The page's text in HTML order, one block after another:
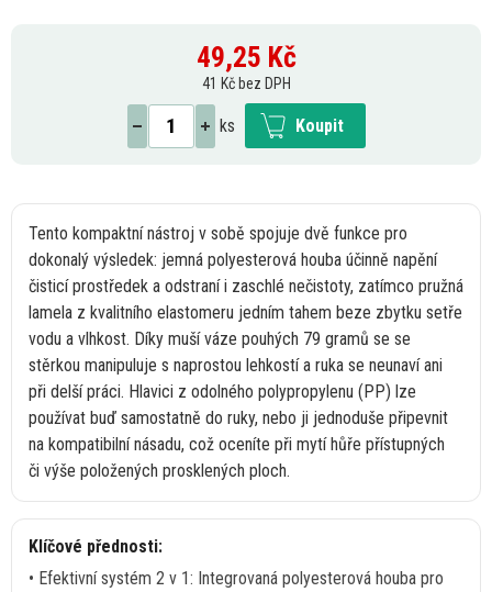
49,25 Kč
41 Kč bez DPH
ks Koupit
Tento kompaktní nástroj v sobě spojuje dvě funkce pro
dokonalý výsledek: jemná polyesterová houba účinně napění
čisticí prostředek a odstraníi zaschlé nečistoty, zatímco pružná
lamela z kvalitního elastomeru jedním tahem beze zbytku setře
vodu a vlhkost. Díky muší váze pouhých 79 gramů se se
stěrkou manipuluje s naprostou lehkostía ruka se neunaví ani
při delší práci. Hlavici z odolného polypropylenu (PP) lze
používat buď samostatně do ruky, nebo ji jednoduše připevnit
na kompatibilní násadu, což oceníte při mytí hůře přístupných
či výše položených prosklených ploch.
Klíčové přednosti:
• Efektivní systém 2 v 1: Integrovaná polyesterová houba pro